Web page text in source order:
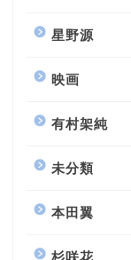
星野源
映画
有村架純
未分類
本田翼
杉咲花